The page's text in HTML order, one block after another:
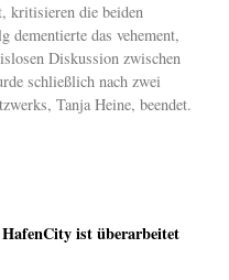
kritisieren die beiden
dementierte das vehement,
Diskussion zwischen
schließlich nach zwei
Tanja Heine, beendet.
ist überarbeitet